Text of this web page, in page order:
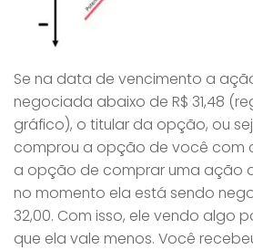
Se na data de vencimento a
negociada abaixo de R$ 31,48
gráfico), o titular da opção, ou
comprou a opção de você com
a opção de comprar uma ação
no momento ela está sendo
32,00. Com isso, ele vendo algo
que ela vale menos. Você